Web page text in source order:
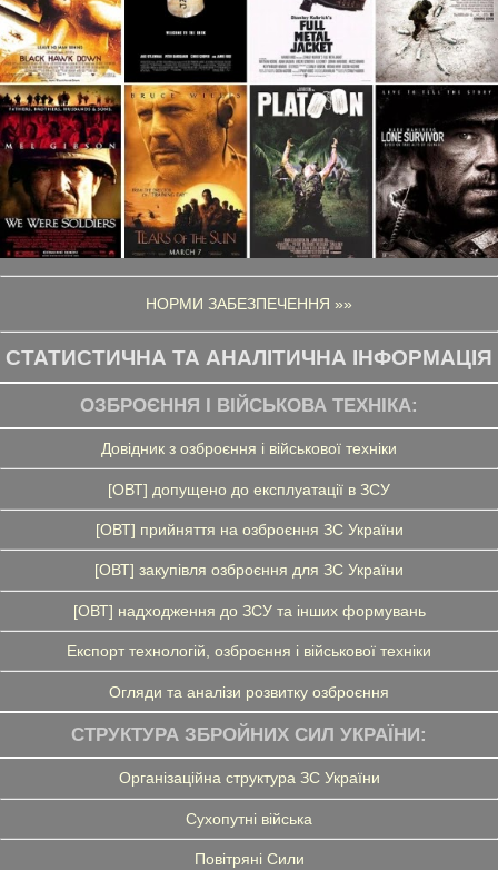
НОРМИ ЗАБЕЗПЕЧЕННЯ »»
СТАТИСТИЧНА ТА АНАЛІТИЧНА ІНФОРМАЦІЯ
ОЗБРОЄННЯ І ВІЙСЬКОВА ТЕХНІКА:
Довідник з озброєння і військової техніки
[ОВТ] допущено до експлуатації в ЗСУ
[ОВТ] прийняття на озброєння ЗС України
[ОВТ] закупівля озброєння для ЗС України
[ОВТ] надходження до ЗСУ та інших формувань
Експорт технологій, озброєння і військової техніки
Огляди та аналізи розвитку озброєння
СТРУКТУРА ЗБРОЙНИХ СИЛ УКРАЇНИ:
Організаційна структура ЗС України
Сухопутні війська
Повітряні Сили